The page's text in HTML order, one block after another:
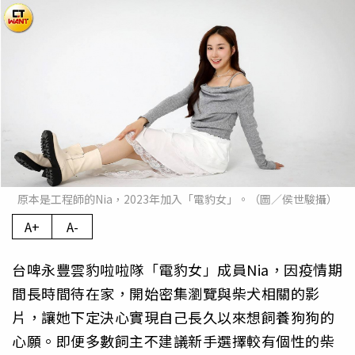
原本是工程師的Nia，2023年加入「電豹女」。（圖／侯世駿攝）
A+ A-
台啤永豐雲豹啦啦隊「電豹女」成員Nia，因疫情期
間長時間待在家，開始密集瀏覽與柴犬相關的影
片，讓她下定決心實現自己長久以來想飼養狗狗的
心願。即便多數飼主不建議新手選擇較有個性的柴